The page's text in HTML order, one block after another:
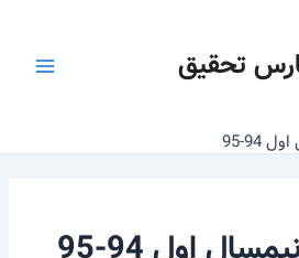
تحقیق
94-95